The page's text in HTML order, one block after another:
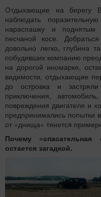
Отдыхающие на берегу
наблюдать
нараспашку и поднятым
песчаной косе.
довольно легко, глубина
побудивших компанию
на дорогой иномарке,
видимости, отдыхающие
до островка и
приключения,
повреждения двигателя и
предпринимались попытки
от «днища» тянется
Почему «спасательная
остается загадкой.